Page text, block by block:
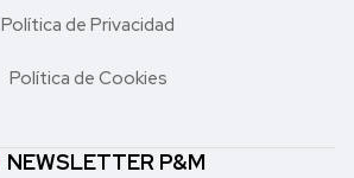
Política de Privacidad
Política de Cookies
NEWSLETTER P&M